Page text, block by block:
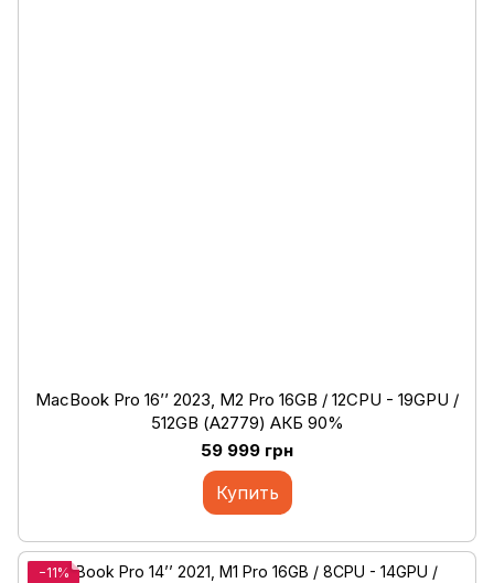
MacBook Pro 16’’ 2023, M2 Pro 16GB / 12CPU - 19GPU /
512GB (А2779) АКБ 90%
59 999 грн
Купить
−11%